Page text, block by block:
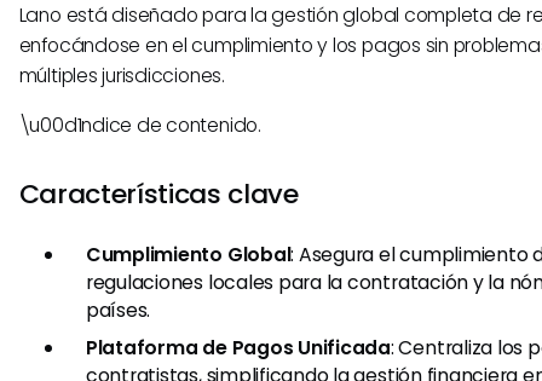
Lano está diseñado para la gestión global completa de
enfocándose en el cumplimiento y los pagos sin
múltiples jurisdicciones.
\u00d1ndice de contenido.
Características clave
Cumplimiento Global: Asegura el cumplimiento
regulaciones locales para la contratación y la
países.
Plataforma de Pagos Unificada: Centraliza los
contratistas, simplificando la gestión financiera